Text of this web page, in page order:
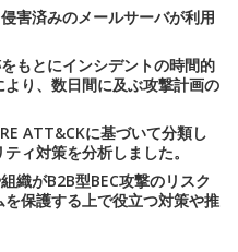
害済みのメールサーバが利用
もとにインシデントの時間的
り、数日間に及ぶ攻撃計画の
ATT&CKに基づいて分類し
ィ対策を分析しました。
織がB2B型BEC攻撃のリスク
保護する上で役立つ対策や推